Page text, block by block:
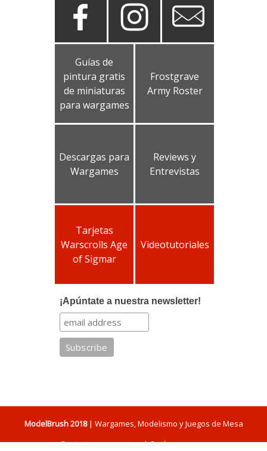
Guías de
pintura gratis
de miniaturas
para wargames
Frostgrave
Army Roster
Descargas para
Wargames
Reviews y
Entrevistas
Tarjetas
Warscrolls Age
of Sigmar
Videotutoriales
¡Apúntate a nuestra newsletter!
ModelBrush 2018| Wargames, Modelismo y Juegos de Mesa
Contacta con nosotros|Quiénes somos